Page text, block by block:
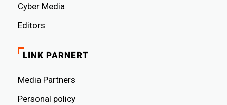
Cyber ​​Media
Editors
LINK PARNERT
Media Partners
Personal policy